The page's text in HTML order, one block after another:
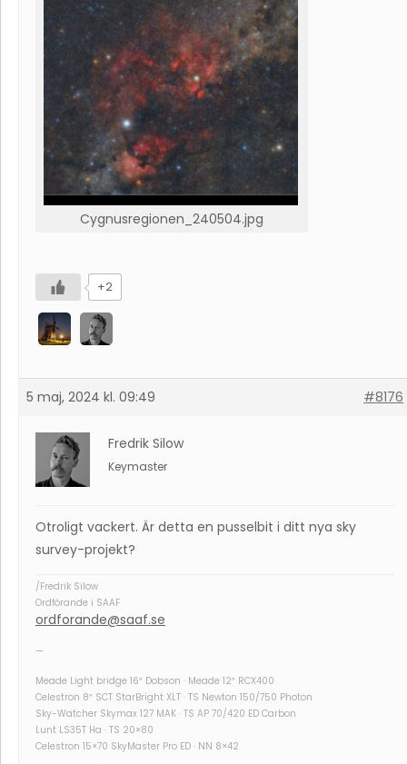
Cygnusregionen_240504.jpg
+2
5 maj, 2024 kl. 09:49 #8176
Fredrik Silow
Keymaster
Otroligt vackert. Är detta en pusselbit i ditt nya sky
survey-projekt?
/Fredrik Silow
Ordförande i SAAF
ordforande@saaf.se
—
Meade Light bridge 16″ Dobson · Meade 12″ RCX400
Celestron 8″ SCT StarBright XLT · TS Newton 150/750 Photon
Sky-Watcher Skymax 127 MAK · TS AP 70/420 ED Carbon
Lunt LS35T Ha · TS 20×80
Celestron 15×70 SkyMaster Pro ED · NN 8×42